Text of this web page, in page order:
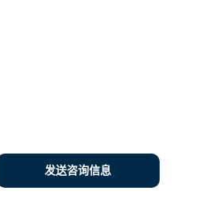
发送咨询信息